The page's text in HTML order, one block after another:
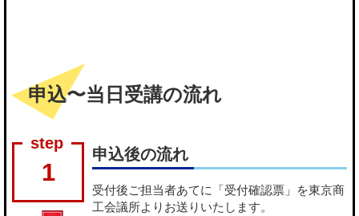
申込〜当日受講の流れ
1
申込後の流れ
受付後ご担当者あてに「受付確認票」を東京商
工会議所よりお送りいたします。